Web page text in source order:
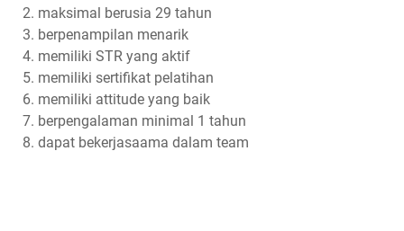
maksimal berusia 29 tahun
berpenampilan menarik
memiliki STR yang aktif
memiliki sertifikat pelatihan
memiliki attitude yang baik
berpengalaman minimal 1 tahun
dapat bekerjasaama dalam team